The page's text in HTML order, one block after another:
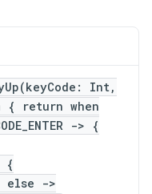
Int,
{ return when
-> {
{
else ->